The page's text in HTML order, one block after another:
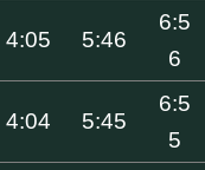
4:05 5:46
6:5
6
4:04 5:45
6:5
5